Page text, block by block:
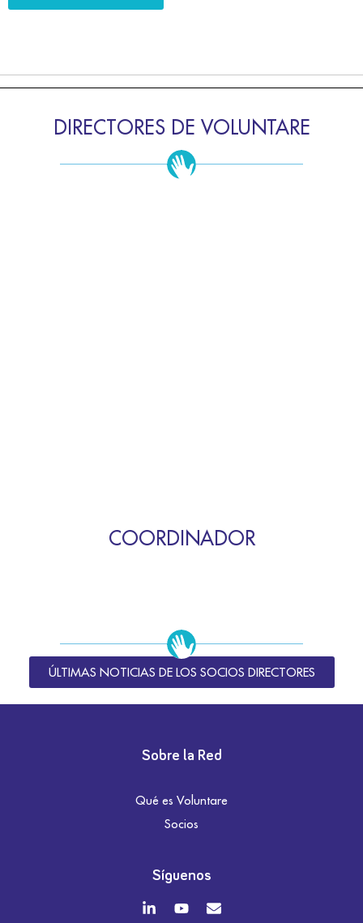
DIRECTORES DE VOLUNTARE
COORDINADOR
ÚLTIMAS NOTICIAS DE LOS SOCIOS DIRECTORES
Sobre la Red
Qué es Voluntare
Socios
Síguenos